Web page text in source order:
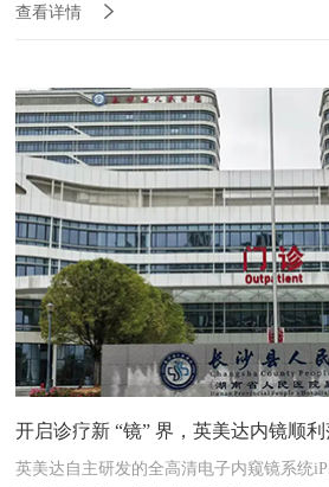
查看详情
开启诊疗新 “镜” 界，英美达内镜顺
英美达自主研发的全高清电子内窥镜系统